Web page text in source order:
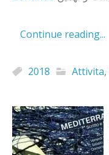
Continue reading...
2018 Attivita,